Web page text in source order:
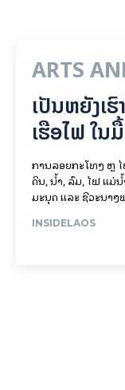
ARTS
ເປັນ​ຫຍັງ​ເ
ເຮືອ​ໄຟ ໃ
ການລອຍ​ກະ​ໂທງ ຫຼື
ດິນ, ນໍ້າ, ລົມ, ໄຟ ແມ່
ມະນຸດ ແລະ ຊີວະນາ
INSIDELAOS